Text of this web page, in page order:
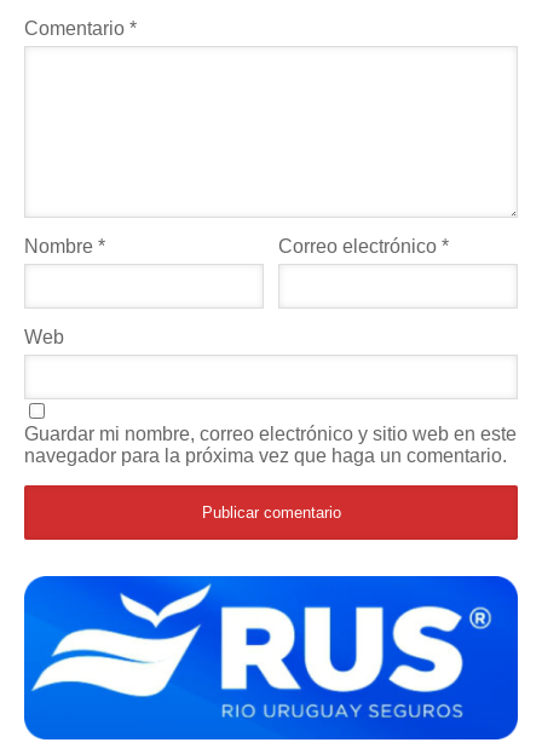
Comentario *
Nombre * Correo electrónico*
Web
Guardar mi nombre, correo electrónico y sitio web en este
navegador para la próxima vez que haga un comentario.